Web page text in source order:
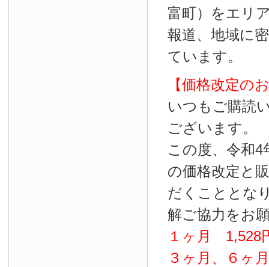
富町）をエリ
報道、地域に
ています。
【価格改定の
いつもご購読
ございます。
この度、令和4
の価格改定と
だくこととな
解ご協力をお
１ヶ月 1,528
３ヶ月、６ヶ